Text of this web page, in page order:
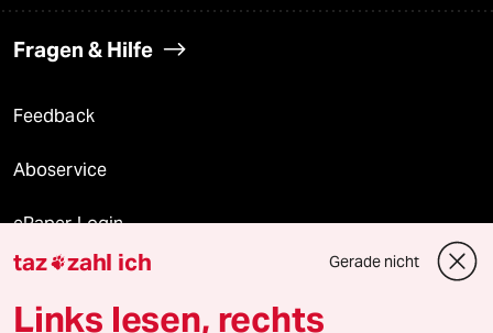
Fragen & Hilfe
Feedback
Aboservice
ePaper Login
Downloads für Abonnierende
taz zahl ich Gerade nicht
Links lesen, rechts